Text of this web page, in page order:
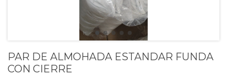
PAR DE ALMOHADA ESTANDAR FUNDA
CON CIERRE